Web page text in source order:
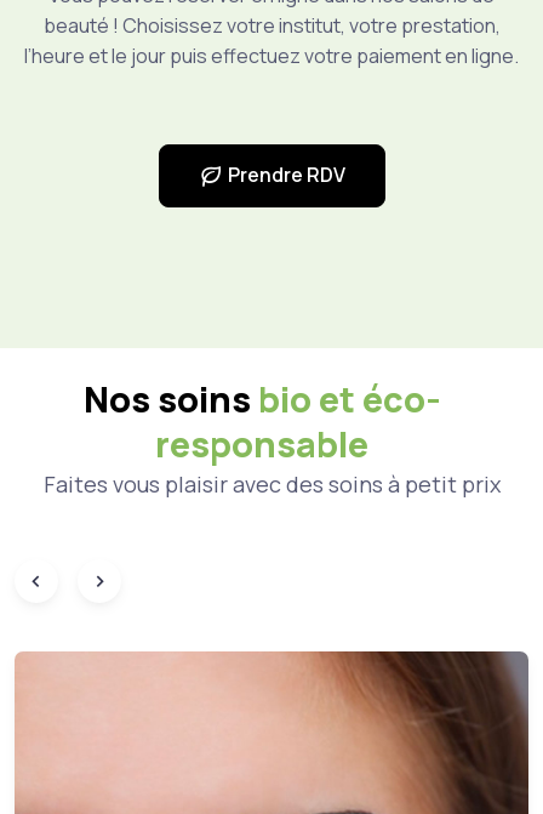
beauté ! Choisissez votre institut, votre prestation,
l’heure et le jour puis effectuez votre paiement en ligne.
Prendre RDV
Nos soins bio et éco-
responsable
Faites vous plaisir avec des soins à petit prix